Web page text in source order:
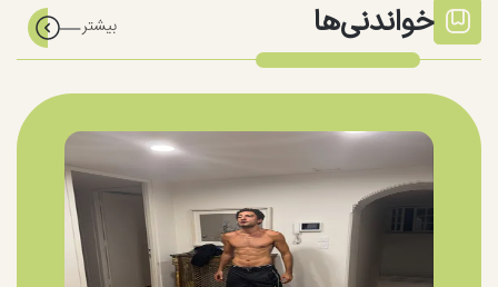
خواندنی‌ها